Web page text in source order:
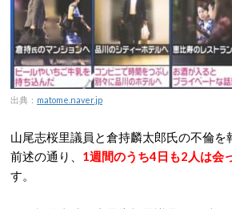
出典： matome.naver.jp
山尾志桜里議員と倉持麟太郎氏の不倫を
前述の通り、 1週間のうち4日も2人は会
す。